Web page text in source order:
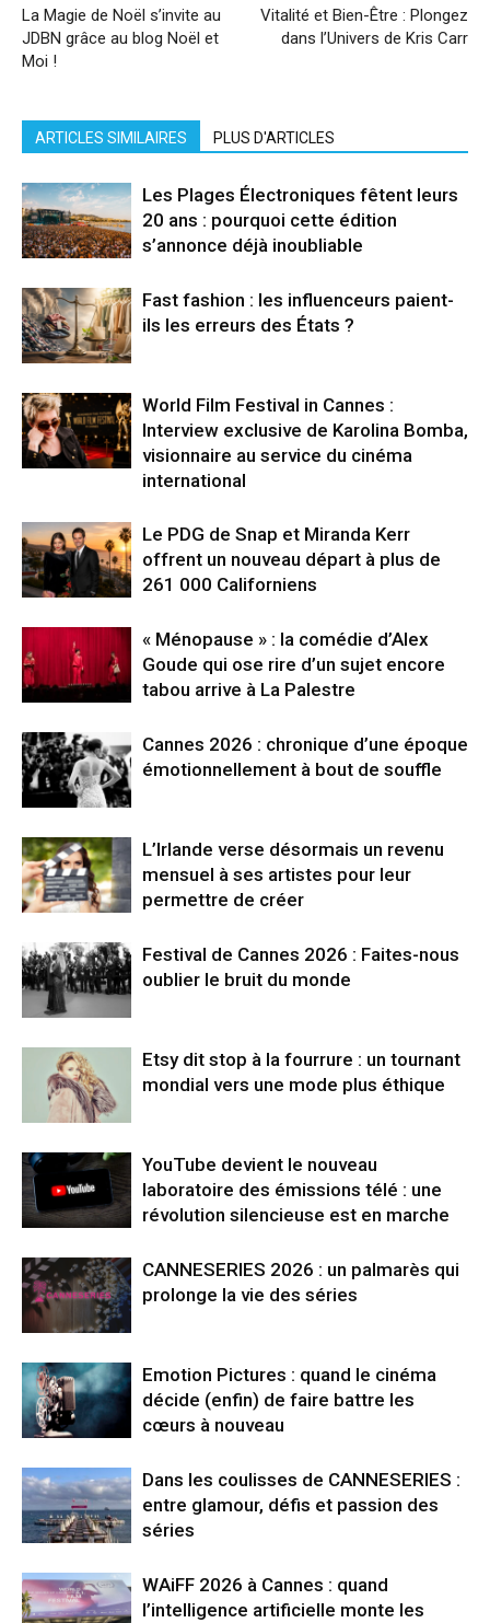
La Magie de Noël s’invite au
JDBN grâce au blog Noël et
Moi !
Vitalité et Bien-Être : Plongez
dans l’Univers de Kris Carr
ARTICLES SIMILAIRES PLUS D'ARTICLES
Les Plages Électroniques fêtent leurs
20 ans : pourquoi cette édition
s’annonce déjà inoubliable
Fast fashion : les influenceurs paient-
ils les erreurs des États ?
World Film Festival in Cannes :
Interview exclusive de Karolina Bomba,
visionnaire au service du cinéma
international
Le PDG de Snap et Miranda Kerr
offrent un nouveau départ à plus de
261 000 Californiens
« Ménopause » : la comédie d’Alex
Goude qui ose rire d’un sujet encore
tabou arrive à La Palestre
Cannes 2026 : chronique d’une époque
émotionnellement à bout de souffle
L’Irlande verse désormais un revenu
mensuel à ses artistes pour leur
permettre de créer
Festival de Cannes 2026 : Faites-nous
oublier le bruit du monde
Etsy dit stop à la fourrure : un tournant
mondial vers une mode plus éthique
YouTube devient le nouveau
laboratoire des émissions télé : une
révolution silencieuse est en marche
CANNESERIES 2026 : un palmarès qui
prolonge la vie des séries
Emotion Pictures : quand le cinéma
décide (enfin) de faire battre les
cœurs à nouveau
Dans les coulisses de CANNESERIES :
entre glamour, défis et passion des
séries
WAiFF 2026 à Cannes : quand
l’intelligence artificielle monte les